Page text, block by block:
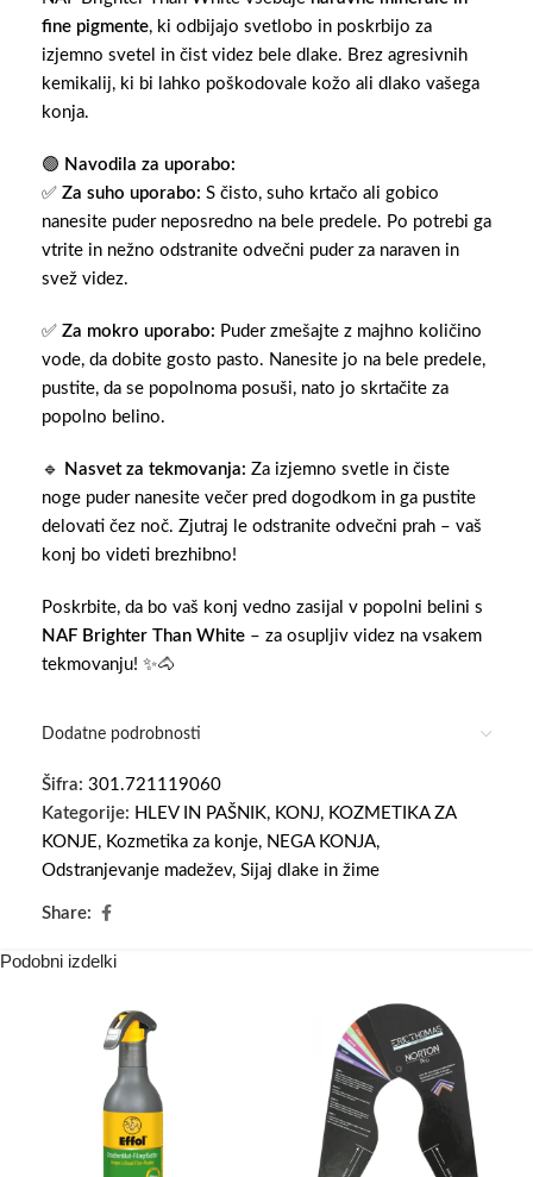
fine pigmente, ki odbijajo svetlobo in poskrbijo za
izjemno svetel in čist videz bele dlake. Brez agresivnih
kemikalij, ki bi lahko poškodovale kožo ali dlako vašega
konja.
🟢 Navodila za uporabo:
✅ Za suho uporabo: S čisto, suho krtačo ali gobico
nanesite puder neposredno na bele predele. Po potrebi ga
vtrite in nežno odstranite odvečni puder za naraven in
svež videz.
✅ Za mokro uporabo: Puder zmešajte z majhno količino
vode, da dobite gosto pasto. Nanesite jo na bele predele,
pustite, da se popolnoma posuši, nato jo skrtačite za
popolno belino.
🔹 Nasvet za tekmovanja: Za izjemno svetle in čiste
noge puder nanesite večer pred dogodkom in ga pustite
delovati čez noč. Zjutraj le odstranite odvečni prah – vaš
konj bo videti brezhibno!
Poskrbite, da bo vaš konj vedno zasijal v popolni belini s
NAF Brighter Than White – za osupljiv videz na vsakem
tekmovanju! ✨🐴
Dodatne podrobnosti
Šifra: 301.721119060
Kategorije: HLEV IN PAŠNIK, KONJ, KOZMETIKA ZA
KONJE, Kozmetika za konje, NEGA KONJA,
Odstranjevanje madežev, Sijaj dlake in žime
Share:
Podobni izdelki